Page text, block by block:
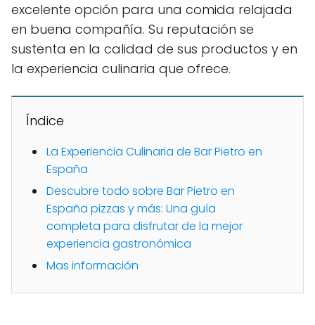
excelente opción para una comida relajada
en buena compañía. Su reputación se
sustenta en la calidad de sus productos y en
la experiencia culinaria que ofrece.
Índice
La Experiencia Culinaria de Bar Pietro en
España
Descubre todo sobre Bar Pietro en
España pizzas y más: Una guía
completa para disfrutar de la mejor
experiencia gastronómica
Mas información